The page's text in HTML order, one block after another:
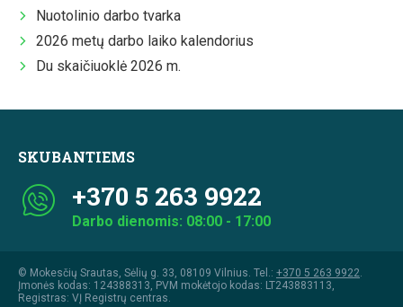
Nuotolinio darbo tvarka
2026 metų darbo laiko kalendorius
Du skaičiuoklė 2026 m.
SKUBANTIEMS
+370 5 263 9922
Darbo dienomis: 08:00 - 17:00
© Mokesčių Srautas, Sėlių g. 33, 08109 Vilnius. Tel.: +370 5 263 9922
Įmonės kodas: 124388313, PVM mokėtojo kodas: LT243883113,
Registras: VĮ Registrų centras.